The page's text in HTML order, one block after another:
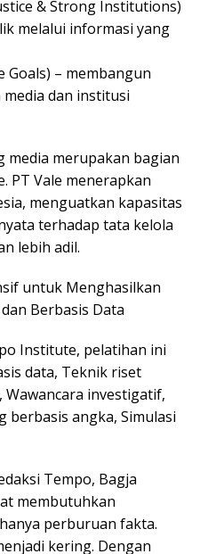
& Strong Institutions)
melalui informasi yang
Goals) – membangun
dan institusi
media merupakan bagian
PT Vale menerapkan
menguatkan kapasitas
terhadap tata kelola
lebih adil.
untuk Menghasilkan
Berbasis Data
Institute, pelatihan ini
data, Teknik riset
investigatif,
berbasis angka, Simulasi
Tempo, Bagja
membutuhkan
perburuan fakta.
kering. Dengan